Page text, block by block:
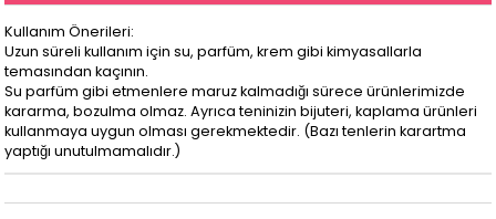
Kullanım Önerileri:
Uzun süreli kullanım için su, parfüm, krem gibi kimyasallarla
temasından kaçının.
Su parfüm gibi etmenlere maruz kalmadığı sürece ürünlerimizde
kararma, bozulma olmaz. Ayrıca teninizin bijuteri, kaplama ürünleri
kullanmaya uygun olması gerekmektedir. (Bazı tenlerin karartma
yaptığı unutulmamalıdır.)